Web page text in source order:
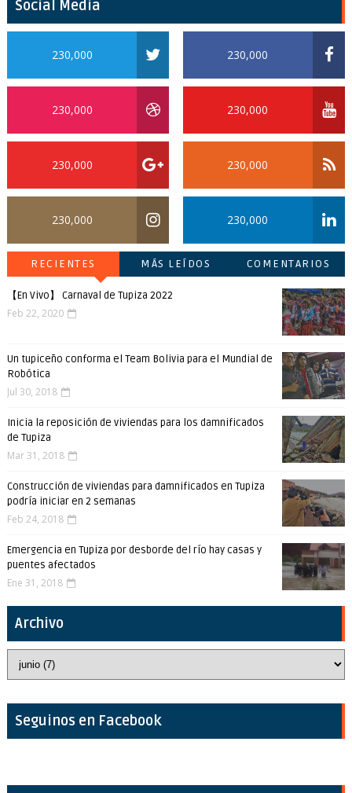
Social Media
230,000
230,000
230,000
230,000
230,000
230,000
230,000
230,000
RECIENTES MÁS LEÍDOS COMENTARIOS
【En Vivo】 Carnaval de Tupiza 2022
Feb 22, 2020
Un tupiceño conforma el Team Bolivia para el Mundial de
Robótica
Jul 30, 2018
Inicia la reposición de viviendas para los damnificados
de Tupiza
Mar 31, 2018
Construcción de viviendas para damnificados en Tupiza
podría iniciar en 2 semanas
Feb 24, 2018
Emergencia en Tupiza por desborde del río hay casas y
puentes afectados
Ene 31, 2018
Archivo
Seguinos en Facebook